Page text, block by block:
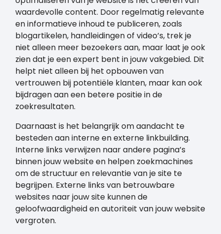
waardevolle content. Door regelmatig relevante
en informatieve inhoud te publiceren, zoals
blogartikelen, handleidingen of video’s, trek je
niet alleen meer bezoekers aan, maar laat je ook
zien dat je een expert bent in jouw vakgebied. Dit
helpt niet alleen bij het opbouwen van
vertrouwen bij potentiële klanten, maar kan ook
bijdragen aan een betere positie in de
zoekresultaten.
Daarnaast is het belangrijk om aandacht te
besteden aan interne en externe linkbuilding.
Interne links verwijzen naar andere pagina’s
binnen jouw website en helpen zoekmachines
om de structuur en relevantie van je site te
begrijpen. Externe links van betrouwbare
websites naar jouw site kunnen de
geloofwaardigheid en autoriteit van jouw website
vergroten.